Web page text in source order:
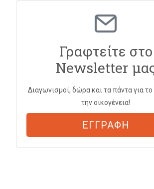
Γραφτείτε στο
Newsletter
Διαγωνισμοί, δώρα και τα πάντα για το
την οικογένεια!
ΕΓΓΡΑΦΗ